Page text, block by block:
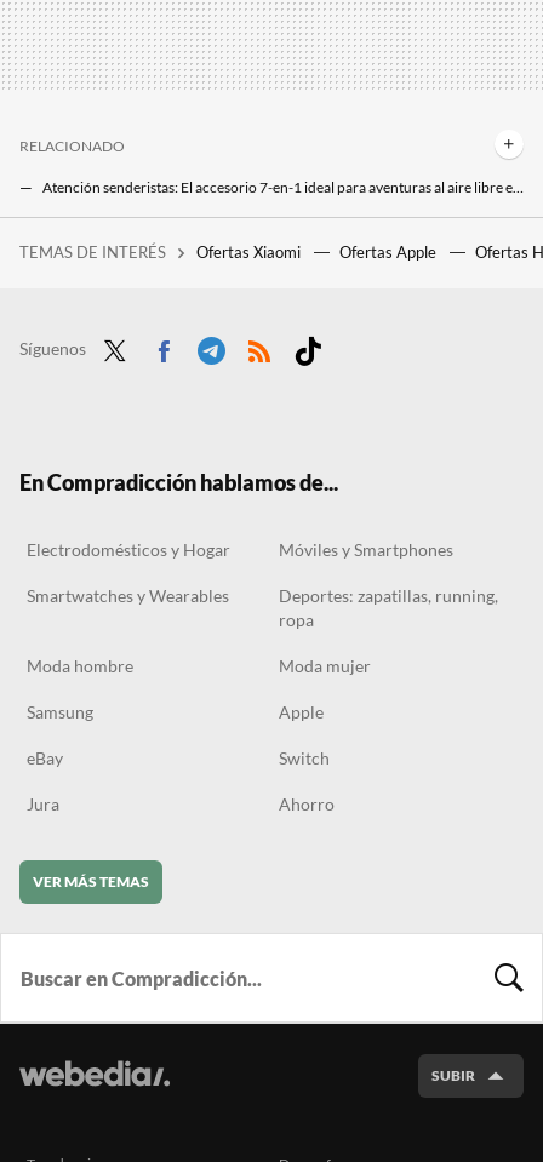
RELACIONADO
Atención senderistas: El accesorio 7-en-1 ideal para aventuras al aire libre está en Lidl por menos de cinco euros
28 autoras para informarse y reflexionar sobre videojuegos
TEMAS DE INTERÉS Ofertas Xiaomi Ofertas Apple Ofertas
Síguenos
En Compradicción hablamos de...
Electrodomésticos y Hogar Móviles y Smartphones
Smartwatches y Wearables
Deportes: zapatillas, running,
ropa
Moda hombre Moda mujer
Samsung Apple
eBay Switch
Jura Ahorro
VER MÁS TEMAS
SUBIR